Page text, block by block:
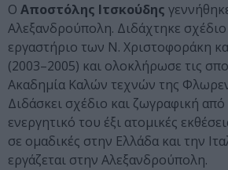
Ο Αποστόλης Ιτσκούδης
Αλεξανδρούπολη. Διδάχτηκε
εργαστήριο των Ν. Χριστοφοράκη
(2003–2005) και ολοκλήρωσε τις
Ακαδημία Καλών τεχνών της
Διδάσκει σχέδιο και ζωγραφική
ενεργητικό του έξι ατομικές
σε ομαδικές στην Ελλάδα και την
εργάζεται στην Αλεξανδρούπολη.